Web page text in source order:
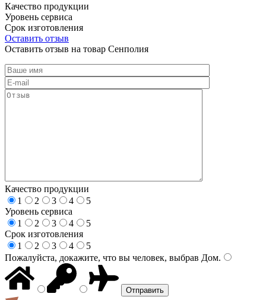
Качество продукции
Уровень сервиса
Срок изготовления
Оставить отзыв
Оставить отзыв на товар Сенполия
Качество продукции
1
2 3 4
5
Уровень сервиса
1
2 3 4
5
Срок изготовления
1
2 3 4
5
Пожалуйста, докажите, что вы человек, выбрав Дом.